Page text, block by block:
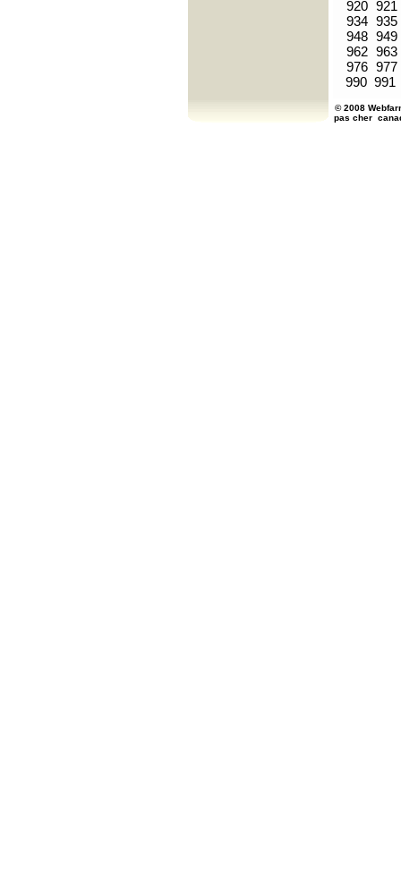
920 921
934 935
948 949
962 963
976 977
990 991
© 2008
pas cher